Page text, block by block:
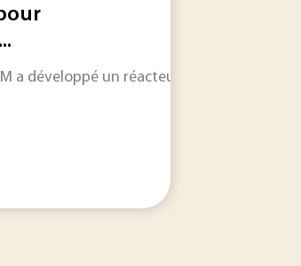
M University a conduit à la...
qui s'explique notamment par la
a développé un réacteur constitué d'une